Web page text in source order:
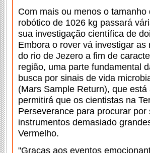
Com mais ou menos o
robótico de 1026 kg passará
sua investigação científica de
Embora o rover vá investigar
do rio de Jezero a fim de
região, uma parte fundamental
busca por sinais de vida
(Mars Sample Return), que
permitirá que os cientistas na
Perseverance para procurar
instrumentos demasiado
Vermelho.
"Graças aos eventos